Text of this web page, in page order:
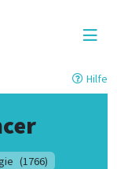
Hilfe
(1766)